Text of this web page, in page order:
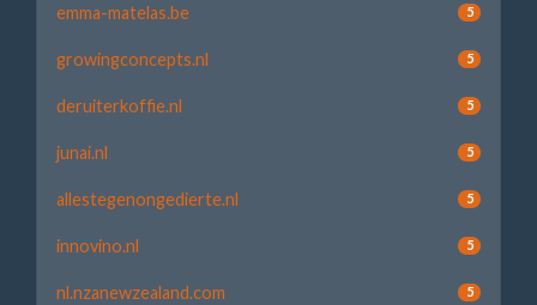
emma-matelas.be 5
growingconcepts.nl 5
deruiterkoffie.nl 5
junai.nl 5
allestegenongedierte.nl 5
innovino.nl 5
nl.nzanewzealand.com 5